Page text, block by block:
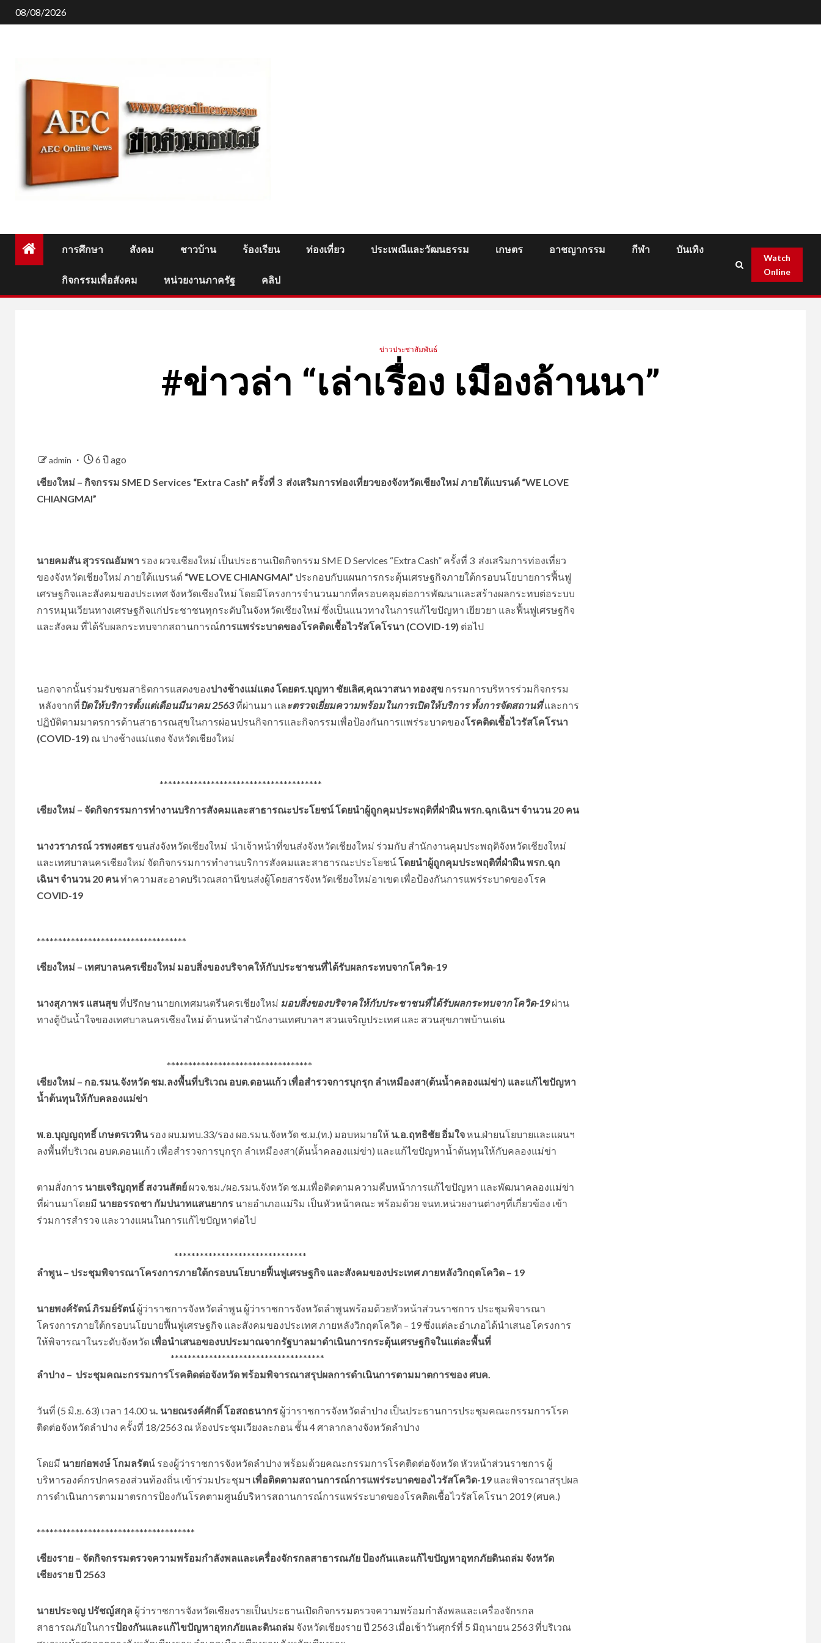
Skip
to
08/08/2026
การศึกษา สังคม ชาวบ้าน ร้องเรียน ท่องเที่ยว ประเพณีและวัฒนธรรม เกษตร อาชญากรรม กีฬา บันเทิง
กิจกรรมเพื่อสังคม หน่วยงานภาครัฐ คลิป
Watch
Online
ข่าวประชาสัมพันธ์
#ข่าวล่า “เล่าเรื่อง เมืองล้านนา”
admin
6 ปี ago
เชียงใหม่ – กิจกรรม SME D Services “Extra Cash” ครั้งที่ 3 ส่งเสริมการท่องเที่ยวของจังหวัดเชียงใหม่ ภายใต้แบรนด์ “WE LOVE
CHIANGMAI”
นายคมสัน สุวรรณอัมพา รอง ผวจ.เชียงใหม่ เป็นประธานเปิดกิจกรรม SME D Services “Extra Cash” ครั้งที่ 3 ส่งเสริมการท่องเที่ยว
ของจังหวัดเชียงใหม่ ภายใต้แบรนด์ “WE LOVE CHIANGMAI” ประกอบกับแผนการกระตุ้นเศรษฐกิจภายใต้กรอบนโยบายการฟื้นฟู
เศรษฐกิจและสังคมของประเทศ จังหวัดเชียงใหม่ โดยมีโครงการจำนวนมากที่ครอบคลุมต่อการพัฒนาและสร้างผลกระทบต่อระบบ
การหมุนเวียนทางเศรษฐกิจแก่ประชาชนทุกระดับในจังหวัดเชียงใหม่ ซึ่งเป็นแนวทางในการแก้ไขปัญหา เยียวยา และฟื้นฟูเศรษฐกิจ
และสังคม ที่ได้รับผลกระทบจากสถานการณ์การแพร่ระบาดของโรคติดเชื้อไวรัสโคโรนา (COVID-19) ต่อไป
นอกจากนั้นร่วมรับชมสาธิตการแสดงของปางช้างแม่แตง โดยดร.บุญทา ชัยเลิศ,คุณวาสนา ทองสุข กรรมการบริหารร่วมกิจกรรม
หลังจากที่ปิดให้บริการตั้งแต่เดือนมีนาคม 2563ที่ผ่านมา และตรวจเยี่ยมความพร้อมในการเปิดให้บริการ ทั้งการจัดสถานที่ และการ
ปฏิบัติตามมาตรการด้านสาธารณสุขในการผ่อนปรนกิจการและกิจกรรมเพื่อป้องกันการแพร่ระบาดของโรคติดเชื้อไวรัสโคโรนา
(COVID-19) ณ ปางช้างแม่แตง จังหวัดเชียงใหม่
**************************************
เชียงใหม่ – จัดกิจกรรมการทำงานบริการสังคมและสาธารณะประโยชน์ โดยนำผู้ถูกคุมประพฤติที่ฝ่าฝืน พรก.ฉุกเฉินฯ จำนวน 20 คน
นางวราภรณ์ วรพงศธรขนส่งจังหวัดเชียงใหม่ นำเจ้าหน้าที่ขนส่งจังหวัดเชียงใหม่ ร่วมกับ สำนักงานคุมประพฤติจังหวัดเชียงใหม่
และเทศบาลนครเชียงใหม่ จัดกิจกรรมการทำงานบริการสังคมและสาธารณะประโยชน์โดยนำผู้ถูกคุมประพฤติที่ฝ่าฝืน พรก.ฉุก
เฉินฯจำนวน 20 คนทำความสะอาดบริเวณสถานีขนส่งผู้โดยสารจังหวัดเชียงใหม่อาเขต เพื่อป้องกันการแพร่ระบาดของโรค
COVID-19
***********************************
เชียงใหม่ – เทศบาลนครเชียงใหม่ มอบสิ่งของบริจาคให้กับประชาชนที่ได้รับผลกระทบจากโควิด-19
นางสุภาพร แสนสุขที่ปรึกษานายกเทศมนตรีนครเชียงใหม่ มอบสิ่งของบริจาคให้กับประชาชนที่ได้รับผลกระทบจากโควิด-19ผ่าน
ทางตู้ปันน้ำใจของเทศบาลนครเชียงใหม่ ด้านหน้าสำนักงานเทศบาลฯ สวนเจริญประเทศ และ สวนสุขภาพบ้านเด่น
**********************************
เชียงใหม่ – กอ.รมน.จังหวัด ชม.ลงพื้นที่บริเวณ อบต.ดอนเเก้ว เพื่อสำรวจการบุกรุก ลำเหมืองสา(ต้นน้ำคลองแม่ข่า) และแก้ไขปัญหา
น้ำต้นทุนให้กับคลองแม่ข่า
พ.อ.บุญญฤทธิ์ เกษตรเวทินรอง ผบ.มทบ.33/รอง ผอ.รมน.จังหวัด ช.ม.(ท.) มอบหมายให้ น.อ.ฤทธิชัย อิ่มใจหน.ฝ่ายนโยบายและแผน​ฯ
ลงพื้นที่บริเวณ อบต.ดอนเเก้ว เพื่อสำรวจการบุกรุก ลำเหมืองสา(ต้นน้ำคลองแม่ข่า) และแก้ไขปัญหาน้ำต้นทุนให้กับคลองแม่ข่า
ตามสั่งการ นายเจริญฤทธิ์ สงวนสัตย์ ผวจ.ชม./ผอ.รมน.จังหวัด ช.ม.เพื่อติดตามความคืบหน้าการเเก้ไขปัญหา และพัฒนาคลองเเม่ข่า
ที่ผ่านมาโดยมี นายอรรถชา กัมปนาทเเสนยากร นายอำเภอแม่ริม เป็นหัวหน้าคณะ พร้อมด้วย จนท.หน่วยงานต่างๆที่เกี่ยวข้อง เข้า
ร่วมการสำรวจ และวางแผนในการแก้ไขปัญหาต่อไป​
*******************************
ลำพูน – ประชุมพิจารณาโครงการภายใต้กรอบนโยบายฟื้นฟูเศรษฐกิจ และสังคมของประเทศ ภายหลังวิกฤตโควิด – 19
นายพงศ์รัตน์ ภิรมย์รัตน์ผู้ว่าราชการจังหวัดลำพูน ผู้ว่าราชการจังหวัดลำพูนพร้อมด้วยหัวหน้าส่วนราชการ ประชุมพิจารณา
โครงการภายใต้กรอบนโยบายฟื้นฟูเศรษฐกิจ และสังคมของประเทศ ภายหลังวิกฤตโควิด – 19 ซึ่งแต่ละอำเภอได้นำเสนอโครงการ
ให้พิจารณาในระดับจังหวัด เพื่อนำเสนอของบประมาณจากรัฐบาลมาดำเนินการกระตุ้นเศรษฐกิจในแต่ละพื้นที่
************************************
ลำปาง – ประชุมคณะกรรมการโรคติดต่อจังหวัด พร้อมพิจารณาสรุปผลการดำเนินการตามมาตการของ ศบค.
วันที่ (5 มิ.ย. 63) เวลา 14.00 น. นายณรงค์ศักดิ์ โอสถธนากร ผู้ว่าราชการจังหวัดลำปาง เป็นประธานการประชุมคณะกรรมการโรค
ติดต่อจังหวัดลำปาง ครั้งที่ 18/2563 ณ ห้องประชุมเวียงละกอน ชั้น 4 ศาลากลางจังหวัดลำปาง
โดยมี นายก่อพงษ์ โกมลรัตน์ รองผู้ว่าราชการจังหวัดลำปาง พร้อมด้วยคณะกรรมการโรคติดต่อจังหวัด หัวหน้าส่วนราชการ ผู้
บริหารองค์กรปกครองส่วนท้องถิ่น เข้าร่วมประชุมฯ เพื่อติดตามสถานการณ์การแพร่ระบาดของไวรัสโควิด-19 และพิจารณาสรุปผล
การดำเนินการตามมาตรการป้องกันโรคตามศูนย์บริหารสถานการณ์การแพร่ระบาดของโรคติดเชื้อไวรัสโคโรนา 2019 (ศบค.)
*************************************
เชียงราย – จัดกิจกรรมตรวจความพร้อมกำลังพลและเครื่องจักรกลสาธารณภัย ป้องกันและแก้ไขปัญหาอุทกภัยดินถล่ม จังหวัด
เชียงราย ปี 2563
นายประจญ ปรัชญ์สกุล ผู้ว่าราชการจังหวัดเชียงรายเป็นประธานเปิดกิจกรรมตรวจความพร้อมกำลังพลและเครื่องจักรกล
สาธารณภัยในการป้องกันและแก้ไขปัญหาอุทกภัยและดินถล่ม จังหวัดเชียงราย ปี 2563 เมื่อเช้าวันศุกร์ที่ 5 มิถุนายน 2563 ที่บริเวณ